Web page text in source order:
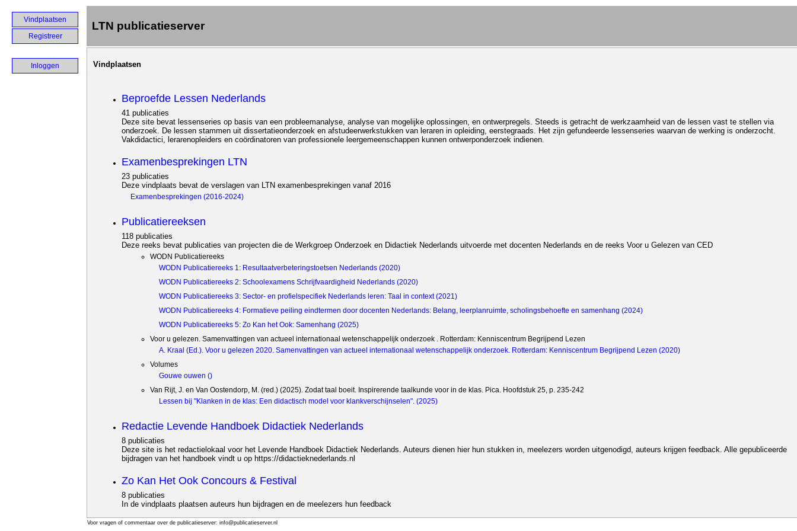
Vindplaatsen
Registreer
Inloggen
LTN publicatieserver
Vindplaatsen
Beproefde Lessen Nederlands
41 publicaties
Deze site bevat lessenseries op basis van een probleemanalyse, analyse van mogelijke oplossingen, en ontwerpregels. Steeds is getracht de werkzaamheid van de lessen vast te stellen via
onderzoek. De lessen stammen uit dissertatieonderzoek en afstudeerwerkstukken van leraren in opleiding, eerstegraads. Het zijn gefundeerde lessenseries waarvan de werking is onderzocht.
Vakdidactici, lerarenopleiders en coördinatoren van professionele leergemeenschappen kunnen ontwerponderzoek indienen.
Examenbesprekingen LTN
23 publicaties
Deze vindplaats bevat de verslagen van LTN examenbesprekingen vanaf 2016
Examenbesprekingen (2016-2024)
Publicatiereeksen
118 publicaties
Deze reeks bevat publicaties van projecten die de Werkgroep Onderzoek en Didactiek Nederlands uitvoerde met docenten Nederlands en de reeks Voor u Gelezen van CED
WODN Publicatiereeks
WODN Publicatiereeks 1: Resultaatverbeteringstoetsen Nederlands (2020)
WODN Publicatiereeks 2: Schoolexamens Schrijfvaardigheid Nederlands (2020)
WODN Publicatiereeks 3: Sector- en profielspecifiek Nederlands leren: Taal in context (2021)
WODN Publicatiereeks 4: Formatieve peiling eindtermen door docenten Nederlands: Belang, leerplanruimte, scholingsbehoefte en samenhang (2024)
WODN Publicatiereeks 5: Zo Kan het Ook: Samenhang (2025)
Voor u gelezen. Samenvattingen van actueel internationaal wetenschappelijk onderzoek . Rotterdam: Kenniscentrum Begrijpend Lezen
A. Kraal (Ed.). Voor u gelezen 2020. Samenvattingen van actueel internationaal wetenschappelijk onderzoek. Rotterdam: Kenniscentrum Begrijpend Lezen (2020)
Volumes
Gouwe ouwen ()
Van Rijt, J. en Van Oostendorp, M. (red.) (2025). Zodat taal boeit. Inspirerende taalkunde voor in de klas. Pica. Hoofdstuk 25, p. 235-242
Lessen bij "Klanken in de klas: Een didactisch model voor klankverschijnselen". (2025)
Redactie Levende Handboek Didactiek Nederlands
8 publicaties
Deze site is het redactielokaal voor het Levende Handboek Didactiek Nederlands. Auteurs dienen hier hun stukken in, meelezers worden uitgenodigd, auteurs krijgen feedback. Alle gepubliceerde
bijdragen van het handboek vindt u op https://didactieknederlands.nl
Zo Kan Het Ook Concours & Festival
8 publicaties
In de vindplaats plaatsen auteurs hun bijdragen en de meelezers hun feedback
Voor vragen of commentaar over de publicatieserver: info@publicatieserver.nl